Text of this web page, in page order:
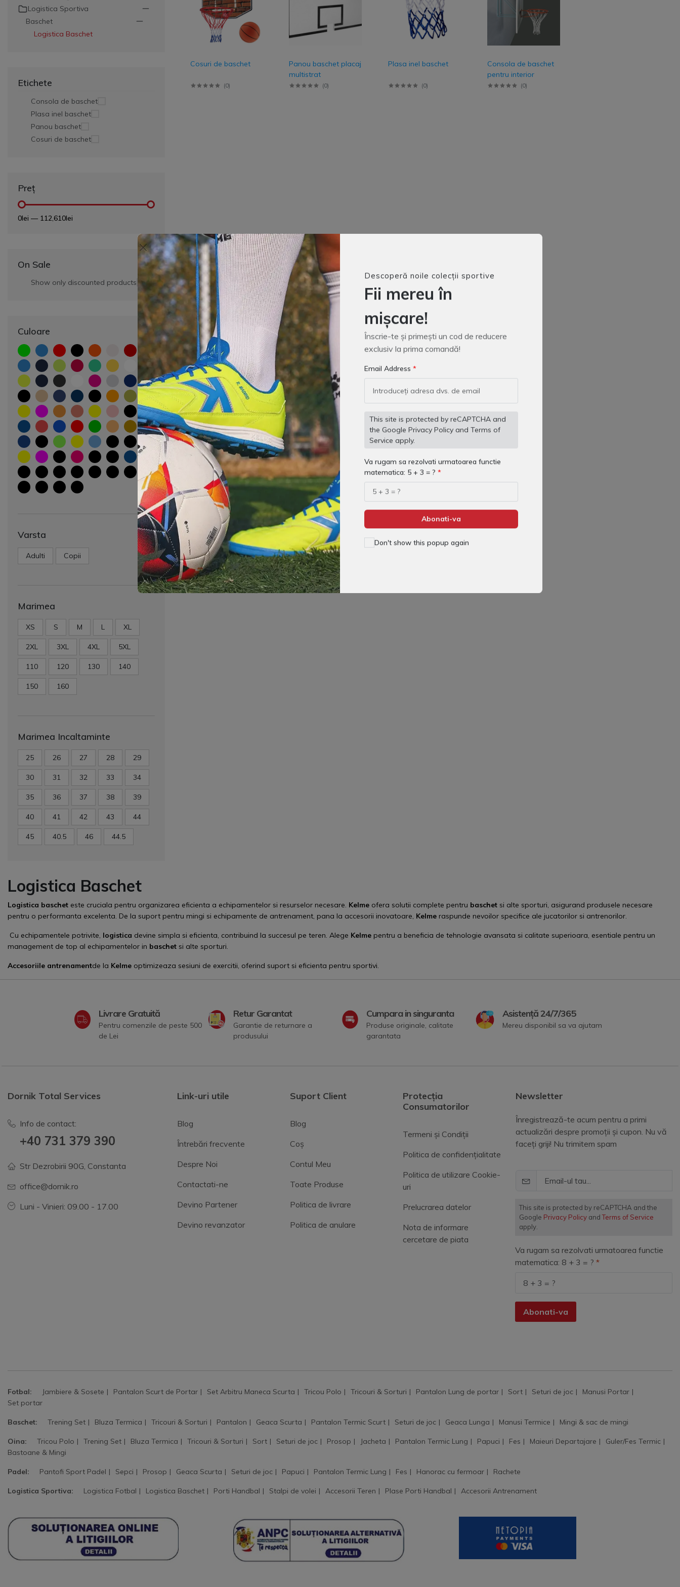
Descoperă noile colecții sportive
Fii mereu în
mișcare!
Înscrie-te și primești un cod de reducere
Email Address
This site is protected by reCAPTCHA and
the GooglePrivacy Policy
Va rugam sa rezolvati urmatoarea functie
matematica: 5 + 3 = ?
Abonati-va
Geaca scurta
Pantaloni lungi
Pantaloni scurti
Logistica Sportiva
Baschet
Logistica Baschet
Etichete
Consola de baschet
Plasa inel baschet
Panou baschet
Cosuri de baschet
Preț
0lei — 112,610lei
On Sale
Show only discounted products
Culoare
Varsta
Adulti Copii
Marimea
XS S M L XL
2XL 3XL 4XL 5XL
110 120 130 140
150 160
Marimea Incaltaminte
25 26 27 28 29
30 31 32 33 34
35 36 37 38 39
40 41 42 43 44
45 40.5 46 44.5
Cosuri de baschet
(0)
Panou baschet placaj
multistrat
(0)
Plasa inel baschet
(0)
Consola de baschet
pentru interior
(0)
Logistica Baschet
Logistica baschet este cruciala pentru organizarea eficienta a echipamentelor si resurselor necesare. Kelme ofera solutii complete pentru baschet si alte sporturi, asigurand produsele necesare
pentru o performanta excelenta. De la suport pentru mingi si echipamente de antrenament, pana la accesorii inovatoare, Kelme raspunde nevoilor specifice ale jucatorilor si antrenorilor.
Cu echipamentele potrivite, logistica devine simpla si eficienta, contribuind la succesul pe teren. Alege Kelme pentru a beneficia de tehnologie avansata si calitate superioara, esentiale pentru un
management de top al echipamentelor in baschet si alte sporturi.
Accesoriile antrenamentde la Kelme optimizeaza sesiuni de exercitii, oferind suport si eficienta pentru sportivi.
Livrare Gratuită
Pentru comenzile de peste 500
de Lei
Retur Garantat
Garantie de returnare a
produsului
Cumpara in singuranta
Produse originale, calitate
garantata
Asistență 24/7/365
Mereu disponibil sa va ajutam
Dornik Total Services
Info de contact:
+40 731 379 390
Str Dezrobirii 90G, Constanta
office@dornik.ro
Luni - Vinieri: 09.00 - 17.00
Link-uri utile
Blog
Întrebări frecvente
Despre Noi
Contactati-ne
Devino Partener
Devino revanzator
Suport Client
Blog
Coș
Contul Meu
Toate Produse
Politica de livrare
Politica de anulare
Protecția
Consumatorilor
Termeni și Condiții
Politica de confidențialitate
Politica de utilizare Cookie-
uri
Prelucrarea datelor
Nota de informare
cercetare de piata
Newsletter
Înregistrează-te acum pentru a primi
actualizări despre promoții și cupon. Nu vă
faceți griji! Nu trimitem spam
This site is protected by reCAPTCHA and the
Google Privacy PolicyandTerms of Service
apply.
Va rugam sa rezolvati urmatoarea functie
matematica: 8 + 3 = ?
Abonati-va
Fotbal: Jambiere & Sosete Pantalon Scurt de Portar Set Arbitru Maneca Scurta Tricou Polo Tricouri & Sorturi Pantalon Lung de portar Sort Seturi de joc
Manusi Portar
Set portar
Baschet: Trening Set Bluza Termica Tricouri & Sorturi Pantalon Geaca Scurta Pantalon Termic Scurt Seturi de joc Geaca Lunga Manusi Termice Mingi & sac de mingi
Oina: Tricou Polo Trening Set Bluza Termica Tricouri & Sorturi Sort Seturi de joc Prosop Jacheta Pantalon Termic Lung Papuci Fes Maieuri Departajare
Guler/Fes Termic
Bastoane & Mingi
Padel: Pantofi Sport Padel Sepci Prosop Geaca Scurta Seturi de joc Papuci Pantalon Termic Lung Fes Hanorac cu fermoar Rachete
Logistica Sportiva: Logistica Fotbal Logistica Baschet Porti Handbal Stalpi de volei Accesorii Teren Plase Porti Handbal Accesorii Antrenament